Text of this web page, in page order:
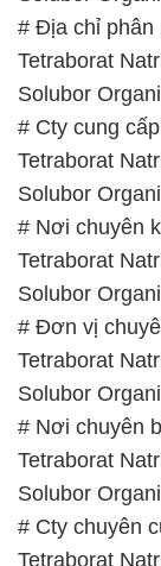
Tetraborat
Solubor
# Nơi chuyên
Tetraborat
Solubor
# Đơn vị
Tetraborat
Solubor
# Nơi chuyên
Tetraborat
Solubor
# Cty chuyên
Tetraborat
Solubor
# Nơi cung
Tetraborat
Solubor